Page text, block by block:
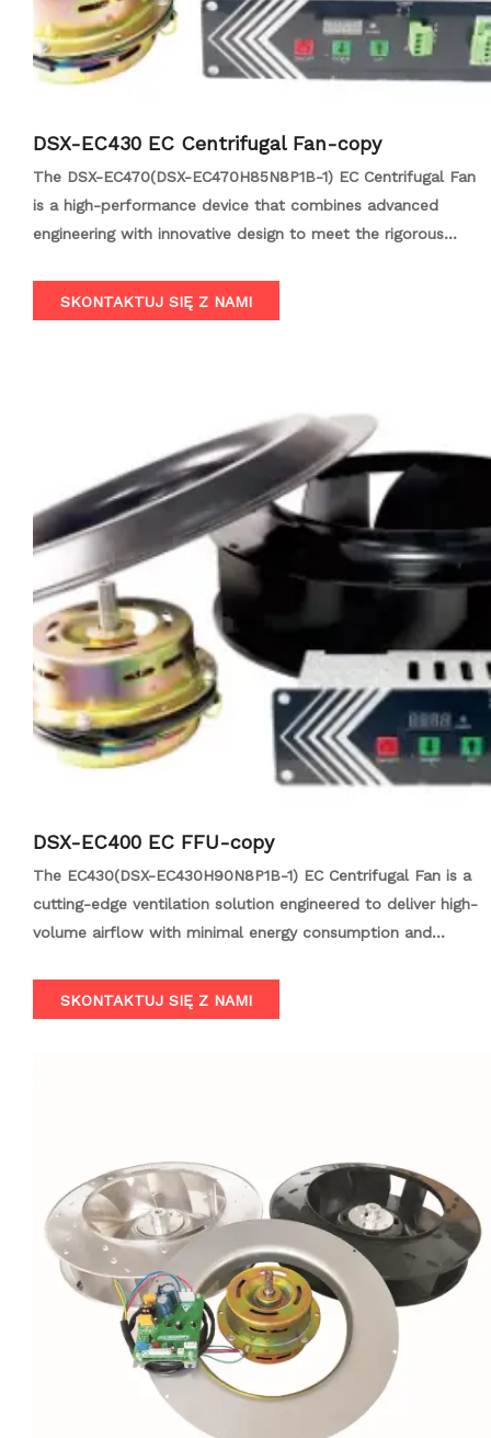
DSX-EC430 EC Centrifugal Fan-copy
The DSX-EC470(DSX-EC470H85N8P1B-1) EC Centrifugal Fan
is a high-performance device that combines advanced
engineering with innovative design to meet the rigorous
air quality control in various settings.
SKONTAKTUJ SIĘ Z NAMI
DSX-EC400 EC FFU-copy
The EC430(DSX-EC430H90N8P1B-1) EC Centrifugal Fan is a
cutting-edge ventilation solution engineered to deliver high-
volume airflow with minimal energy consumption and
control, ensuring smoother operation, reduced wear, and a
SKONTAKTUJ SIĘ Z NAMI